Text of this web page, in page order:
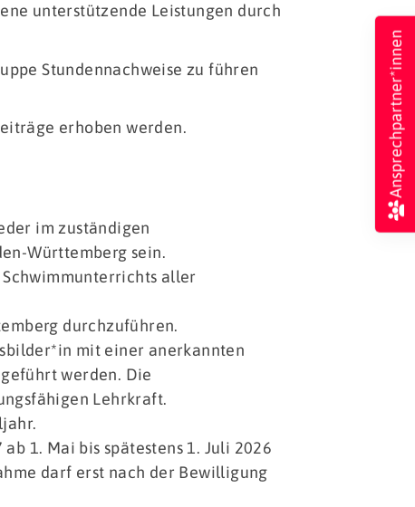
unterstützende Leistungen durch
Stundennachweise zu führen
erhoben werden.
im zuständigen
Württemberg sein.
aller
durchzuführen.
mit einer anerkannten
werden. Die
Lehrkraft.
1. Mai bis spätestens 1. Juli 2026
darf erst nach der Bewilligung
Ansprechpartner*innen